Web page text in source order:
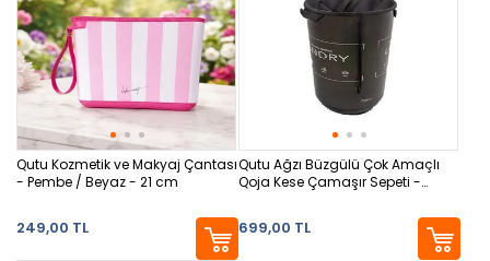
Qutu Kozmetik ve Makyaj Çantası
- Pembe / Beyaz - 21 cm
249,00 TL
Qutu Ağzı Büzgülü Çok Amaçlı
Qoja Kese Çamaşır Sepeti -
699,00 TL